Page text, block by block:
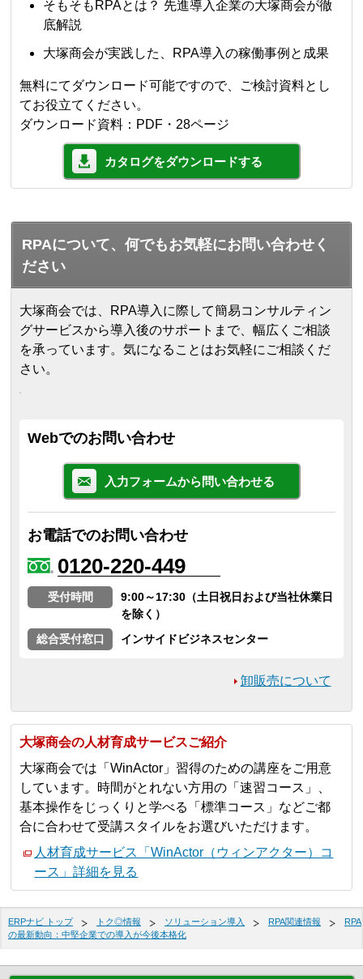
そもそもRPAとは？ 先進導入企業の大塚商会が徹
底解説
大塚商会が実践した、RPA導入の稼働事例と成果
無料にてダウンロード可能ですので、ご検討資料とし
てお役立てください。
ダウンロード資料：PDF・28ページ
カタログをダウンロードする
RPAについて、何でもお気軽にお問い合わせく
ださい
大塚商会では、RPA導入に際して簡易コンサルティン
グサービスから導入後のサポートまで、幅広くご相談
を承っています。気になることはお気軽にご相談くだ
さい。
Webでのお問い合わせ
入力フォームから問い合わせる
お電話でのお問い合わせ
0120-220-449
受付時間
9:00～17:30（土日祝日および当社休業日
を除く）
総合受付窓口
インサイドビジネスセンター
卸販売について
大塚商会の人材育成サービスご紹介
大塚商会では「WinActor」習得のための講座をご用意
しています。時間がとれない方用の「速習コース」、
基本操作をじっくりと学べる「標準コース」などご都
合に合わせて受講スタイルをお選びいただけます。
人材育成サービス「WinActor（ウィンアクター）コ
ース」詳細を見る
ERPナビ トップ トク◎情報 ソリューション導入 RPA関連情報
RPA
の最新動向：中堅企業での導入が今後本格化